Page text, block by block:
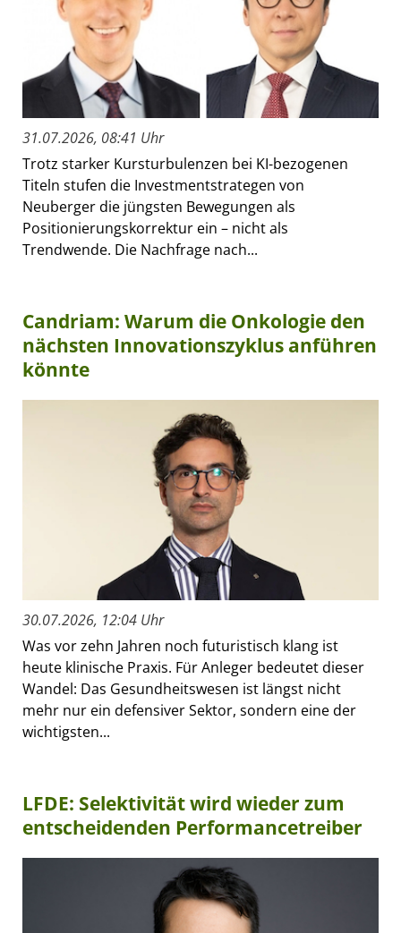
31.07.2026, 08:41 Uhr
Trotz starker Kursturbulenzen bei KI-bezogenen
Titeln stufen die Investmentstrategen von
Neuberger die jüngsten Bewegungen als
Positionierungskorrektur ein – nicht als
Trendwende. Die Nachfrage nach...
Candriam: Warum die Onkologie den
nächsten Innovationszyklus anführen
könnte
30.07.2026, 12:04 Uhr
Was vor zehn Jahren noch futuristisch klang ist
heute klinische Praxis. Für Anleger bedeutet dieser
Wandel: Das Gesundheitswesen ist längst nicht
mehr nur ein defensiver Sektor, sondern eine der
wichtigsten...
LFDE: Selektivität wird wieder zum
entscheidenden Performancetreiber